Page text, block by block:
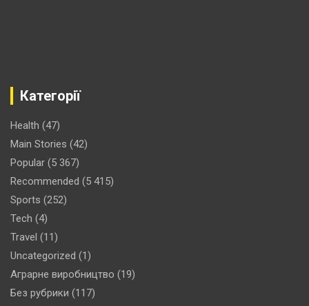
Категорії
Health (47)
Main Stories (42)
Popular (5 367)
Recommended (5 415)
Sports (252)
Tech (4)
Travel (11)
Uncategorized (1)
Аграрне виробництво (19)
Без рубрики (117)